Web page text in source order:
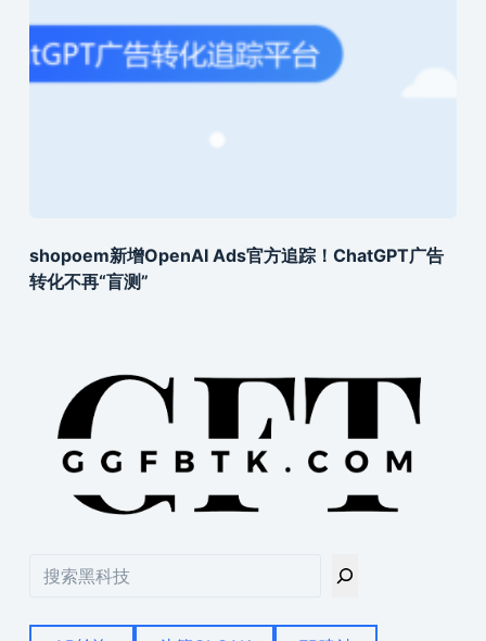
shopoem新增OpenAI Ads官方追踪！ChatGPT广告
转化不再“盲测”